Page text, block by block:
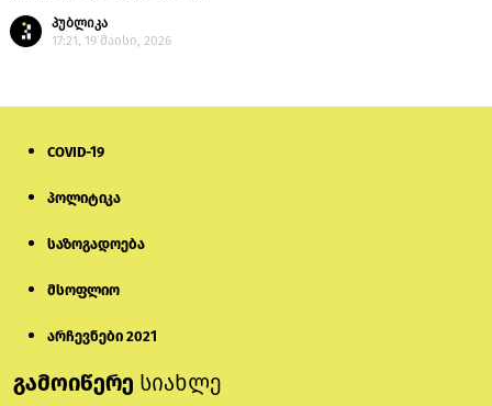
პუბლიკა
17:21, 19 მაისი, 2026
COVID-19
პოლიტიკა
საზოგადოება
მსოფლიო
არჩევნები 2021
გამოიწერე სიახლე